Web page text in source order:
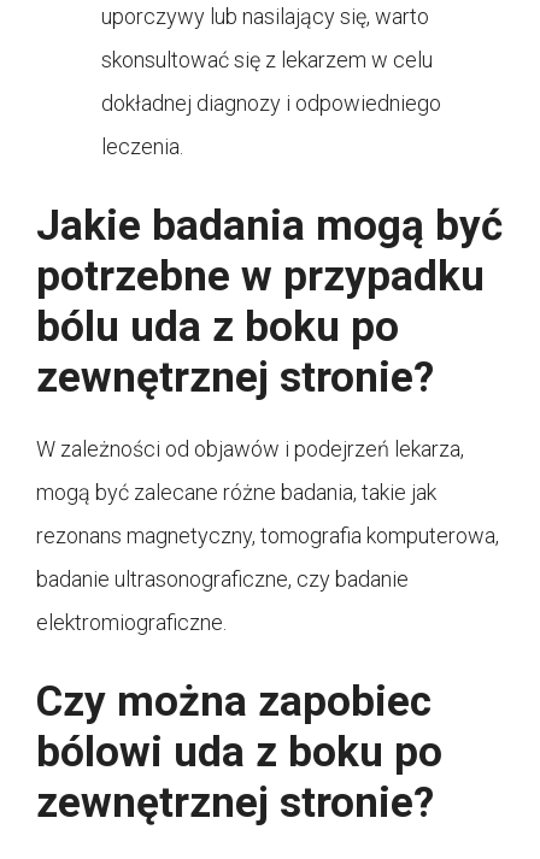
uporczywy lub nasilający się, warto
skonsultować się z lekarzem w celu
dokładnej diagnozy i odpowiedniego
leczenia.
Jakie badania mogą być
potrzebne w przypadku
bólu uda z boku po
zewnętrznej stronie?
W zależności od objawów i podejrzeń lekarza,
mogą być zalecane różne badania, takie jak
rezonans magnetyczny, tomografia komputerowa,
badanie ultrasonograficzne, czy badanie
elektromiograficzne.
Czy można zapobiec
bólowi uda z boku po
zewnętrznej stronie?